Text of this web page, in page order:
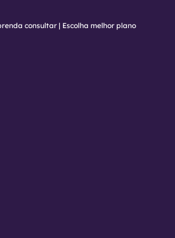
consultar | Escolha melhor plano